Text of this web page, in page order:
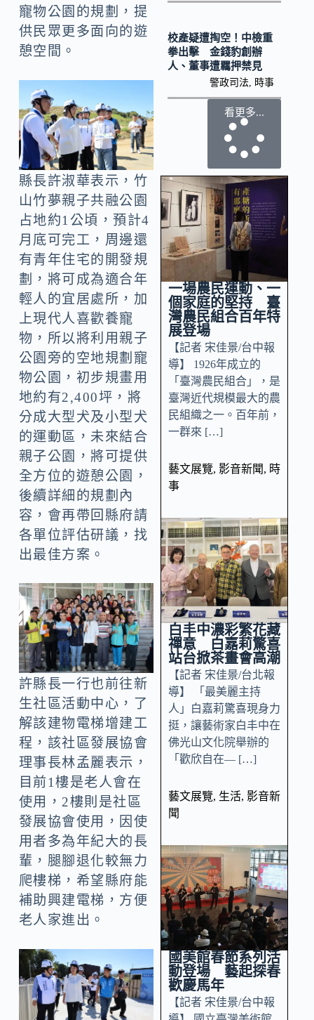
寵物公園的規劃，提
供民眾更多面向的遊
憩空間。
縣長許淑華表示，竹
山竹夢親子共融公園
占地約1公頃，預計4
月底可完工，周邊還
有青年住宅的開發規
劃，將可成為適合年
輕人的宜居處所，加
上現代人喜歡養寵
物，所以將利用親子
公園旁的空地規劃寵
物公園，初步規畫用
地約有2,400坪，將
分成大型犬及小型犬
的運動區，未來結合
親子公園，將可提供
全方位的遊憩公園，
後續詳細的規劃內
容，會再帶回縣府請
各單位評估研議，找
出最佳方案。
許縣長一行也前往新
生社區活動中心，了
解該建物電梯增建工
程，該社區發展協會
理事長林孟麗表示，
目前1樓是老人會在
使用，2樓則是社區
發展協會使用，因使
用者多為年紀大的長
輩，腿腳退化較無力
爬樓梯，希望縣府能
補助興建電梯，方便
老人家進出。
校產疑遭掏空！中檢重
拳出擊 金錢豹創辦
人、董事遭羈押禁見
警政司法 時事
看更多...
一場農民運動、一
個家庭的堅持 臺
灣農民組合百年特
展登場
【記者 宋佳景/台中報
導】 1926年成立的
「臺灣農民組合」，是
臺灣近代規模最大的農
民組織之一。百年前，
一群來 […]
藝文展覽, 影音新聞, 時
事
白丰中濃彩繁花藏
禪意 白嘉莉驚喜
站台掀茶畫會高潮
【記者 宋佳景/台北報
導】 「最美麗主持
人」白嘉莉驚喜現身力
挺，讓藝術家白丰中在
佛光山文化院舉辦的
「歡欣自在— […]
藝文展覽, 生活, 影音新
聞
國美館春節系列活
動登場 藝起探春
歡慶馬年
【記者 宋佳景/台中報